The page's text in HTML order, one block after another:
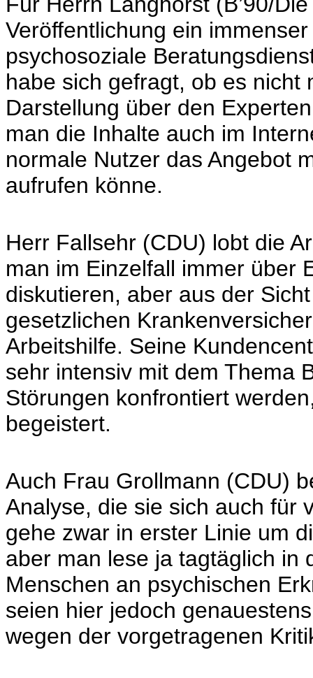
Veröffentlichung ein
psychosoziale
habe sich gefragt, ob es nicht
Darstellung über den
man die Inhalte auch im
normale Nutzer das Angebot
aufrufen könne.
Herr Fallsehr (CDU) lobt die
man im Einzelfall immer über
diskutieren, aber aus der
gesetzlichen
Arbeitshilfe. Seine
sehr intensiv mit dem Thema
Störungen konfrontiert
begeistert.
Auch Frau Grollmann (CDU)
Analyse, die sie sich auch für
gehe zwar in erster Linie um
aber man lese ja tagtäglich in
Menschen an psychischen
seien hier jedoch
wegen der vorgetragenen